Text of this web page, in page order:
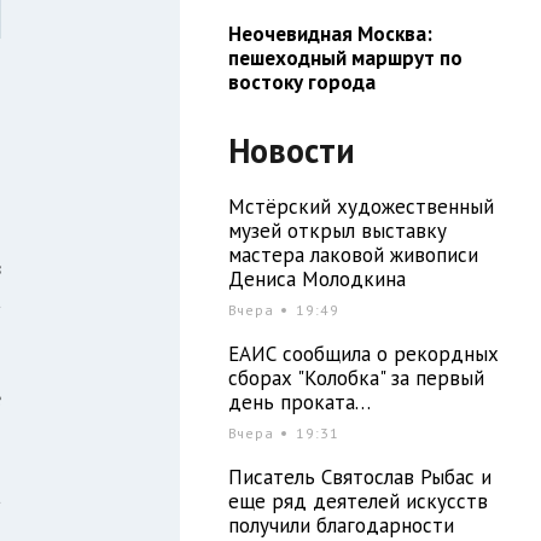
Неочевидная Москва:
пешеходный маршрут по
востоку города
Новости
Мстёрский художественный
музей открыл выставку
мастера лаковой живописи
Дениса Молодкина
Вчера 19:49
ЕАИС сообщила о рекордных
сборах "Колобка" за первый
день проката…
Вчера 19:31
Писатель Святослав Рыбас и
еще ряд деятелей искусств
получили благодарности